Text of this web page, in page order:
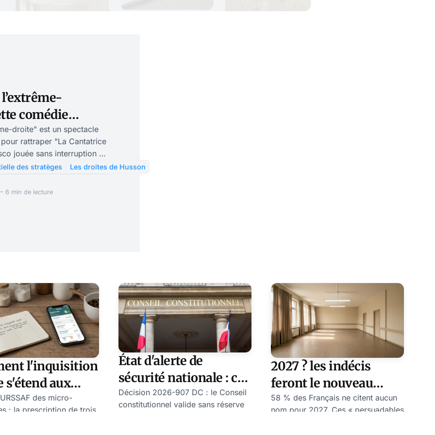
comédie
droite" est un spectacle
rattraper "La Cantatrice
jouée sans interruption à
la Huchette depuis 1957.
avons affaire à une
politique, jouée sans
des stratèges
Les droites de Husson
6 min de lecture
l'inquisition
s'étend aux
des micro-
: la prescription de trois
État d'alerte de
sécurité nationale : ce
qu'a vraiment validé le
Conseil
Décision 2026-907 DC : le Conseil
constitutionnel valide sans réserve
2027 ? les indécis
feront le nouveau
Président...
58 % des Français ne citent aucun
nom pour 2027. Ces « persuadables